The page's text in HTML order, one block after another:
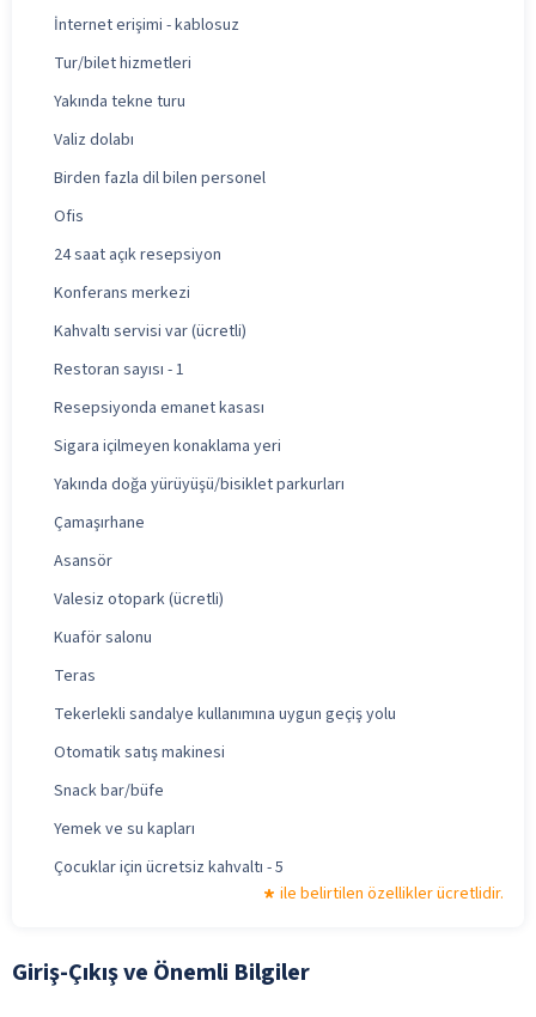
İnternet erişimi - kablosuz
Tur/bilet hizmetleri
Yakında tekne turu
Valiz dolabı
Birden fazla dil bilen personel
Ofis
24 saat açık resepsiyon
Konferans merkezi
Kahvaltı servisi var (ücretli)
Restoran sayısı - 1
Resepsiyonda emanet kasası
Sigara içilmeyen konaklama yeri
Yakında doğa yürüyüşü/bisiklet parkurları
Çamaşırhane
Asansör
Valesiz otopark (ücretli)
Kuaför salonu
Teras
Tekerlekli sandalye kullanımına uygun geçiş yolu
Otomatik satış makinesi
Snack bar/büfe
Yemek ve su kapları
Çocuklar için ücretsiz kahvaltı - 5
ile belirtilen özellikler ücretlidir.
Giriş-Çıkış ve Önemli Bilgiler